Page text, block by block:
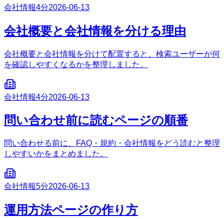
会社情報4分2026-06-13
会社概要と会社情報を分ける理由
会社概要と会社情報を分けて配置すると、検索ユーザーが何
を確認しやすくなるかを整理しました。
会社情報4分2026-06-13
問い合わせ前に読むページの順番
問い合わせる前に、FAQ・規約・会社情報をどう読むと整理
しやすいかをまとめました。
会社情報5分2026-06-13
運用方法ページの作り方